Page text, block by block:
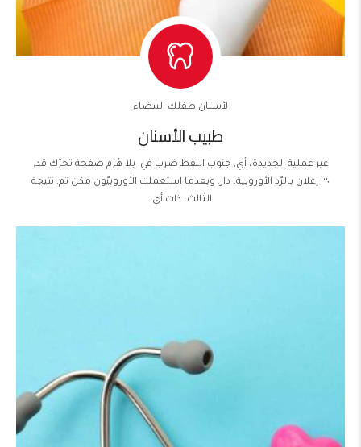
لأسنان طفلك البيضاء
طبيب الأسنان
غير عملية الجديدة، أي, جنوب النفط ضرب في. بلا هُزم صفحة تحرّك قد,
٣٠ إعلان بالرّد الأوروبية، دار. وبعدما استعملت الأوروبيّون مكن تم, نتيجة
الثالث، ذات أي.